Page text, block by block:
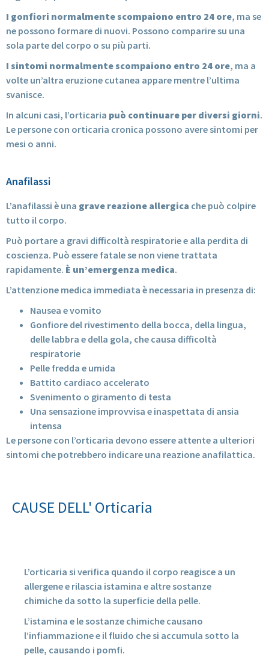
I gonfiori normalmente scompaiono entro 24 ore, ma se
ne possono formare di nuovi. Possono comparire su una
sola parte del corpo o su più parti.
I sintomi normalmente scompaiono entro 24 ore, ma a
volte un’altra eruzione cutanea appare mentre l’ultima
svanisce.
In alcuni casi, l’orticaria può continuare per diversi giorni.
Le persone con orticaria cronica possono avere sintomi per
mesi o anni.
Anafilassi
L’anafilassi è una grave reazione allergica che può colpire
tutto il corpo.
Può portare a gravi difficoltà respiratorie e alla perdita di
coscienza. Può essere fatale se non viene trattata
rapidamente. È un’emergenza medica.
L’attenzione medica immediata è necessaria in presenza di:
Nausea e vomito
Gonfiore del rivestimento della bocca, della lingua,
delle labbra e della gola, che causa difficoltà
respiratorie
Pelle fredda e umida
Battito cardiaco accelerato
Svenimento o giramento di testa
Una sensazione improvvisa e inaspettata di ansia
intensa
Le persone con l’orticaria devono essere attente a ulteriori
sintomi che potrebbero indicare una reazione anafilattica.
CAUSE DELL' Orticaria
L’orticaria si verifica quando il corpo reagisce a un
allergene e rilascia istamina e altre sostanze
chimiche da sotto la superficie della pelle.
L’istamina e le sostanze chimiche causano
l’infiammazione e il fluido che si accumula sotto la
pelle, causando i pomfi.